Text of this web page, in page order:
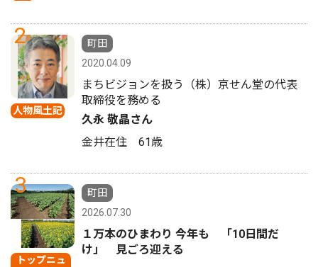
2
人物風土記
町田
2020.04.09
まちビジョンを扱う（株）京せん堂の代表
取締役を務める
久永 敬晶さん
金井在住 61歳
3
トップニュ
町田
2026.07.30
１万本のひまわり 今年も 「10日間だ
け」 見ごろ迎える